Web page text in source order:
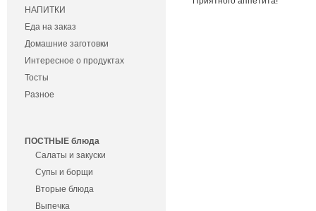
НАПИТКИ
Еда на заказ
Домашние заготовки
Интересное о продуктах
Тосты
Разное
ПОСТНЫЕ блюда
Салаты и закуски
Супы и борщи
Вторые блюда
Выпечка